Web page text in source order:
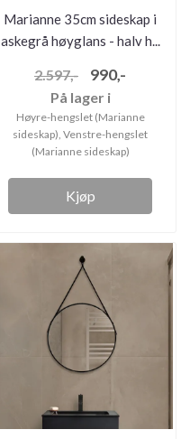
Marianne 35cm sideskap i
askegrå høyglans - halv h...
2.597,- 990,-
På lager i
Høyre-hengslet (Marianne
sideskap), Venstre-hengslet
(Marianne sideskap)
Kjøp